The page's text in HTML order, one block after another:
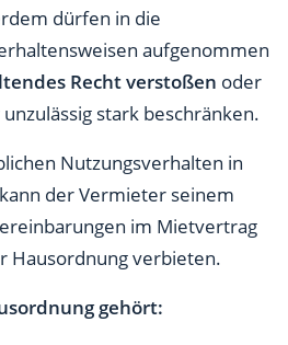
dürfen in die
aufgenommen
Recht verstoßen oder
stark beschränken.
Nutzungsverhalten in
der Vermieter seinem
im Mietvertrag
Hausordnung verbieten.
gehört: